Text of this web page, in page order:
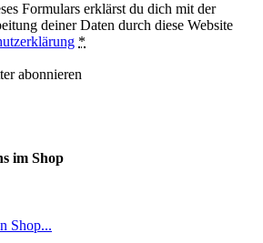
Formulars erklärst du dich mit der
deiner Daten durch diese Website
*
abonnieren
im Shop
Shop...